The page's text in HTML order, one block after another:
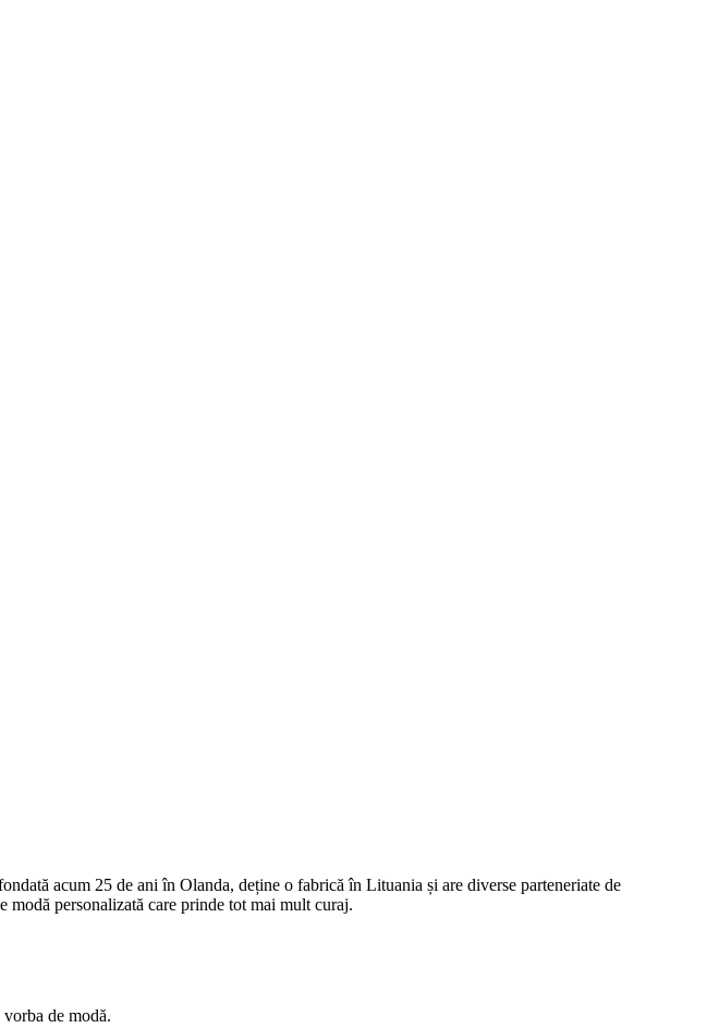
acum 25 de ani în Olanda, deține o fabrică în Lituania și are diverse parteneriate de
personalizată care prinde tot mai mult curaj.
de modă.